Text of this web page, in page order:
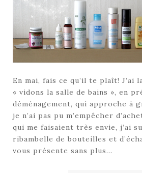
En mai, fais ce qu’il te plaît! J’ai
« vidons la salle de bains », en
déménagement, qui approche à
je n’ai pas pu m’empêcher
qui me faisaient très envie, j’ai
ribambelle de bouteilles et
vous présente sans plus…